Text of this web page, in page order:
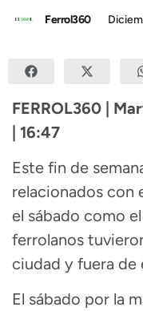
Ferrol360
FERROL360 |
| 16:47
Este fin de
relacionados con
el sábado como
ferrolanos
ciudad y fuera de
El sábado por la